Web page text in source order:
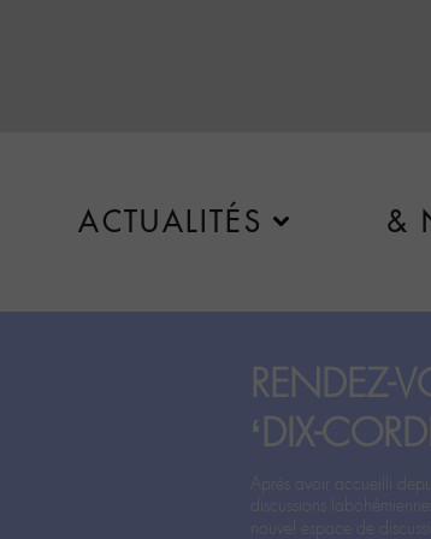
ACTUALITÉS &
RENDEZ-
‘DIX-
Après avoir accueilli
discussions
nouvel espace de